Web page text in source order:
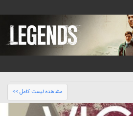
مشاهده لیست کامل >>